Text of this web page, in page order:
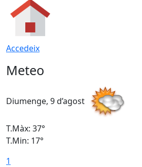
Accedeix
Meteo
Diumenge, 9 d’agost
T.Màx: 37°
T.Min: 17°
1